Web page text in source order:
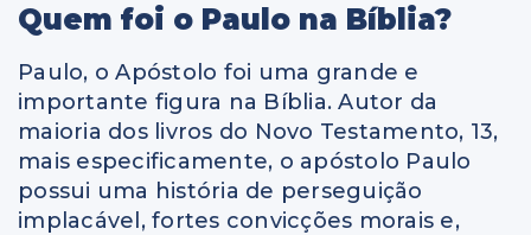
Quem foi o Paulo na Bíblia?
Paulo, o Apóstolo foi uma grande e
importante figura na Bíblia. Autor da
maioria dos livros do Novo Testamento, 13,
mais especificamente, o apóstolo Paulo
possui uma história de perseguição
implacável, fortes convicções morais e,